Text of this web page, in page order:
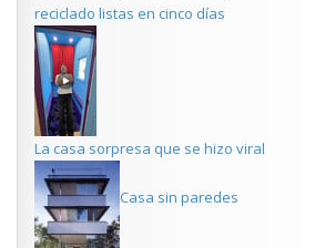
reciclado listas en cinco días
La casa sorpresa que se hizo viral
Casa sin paredes